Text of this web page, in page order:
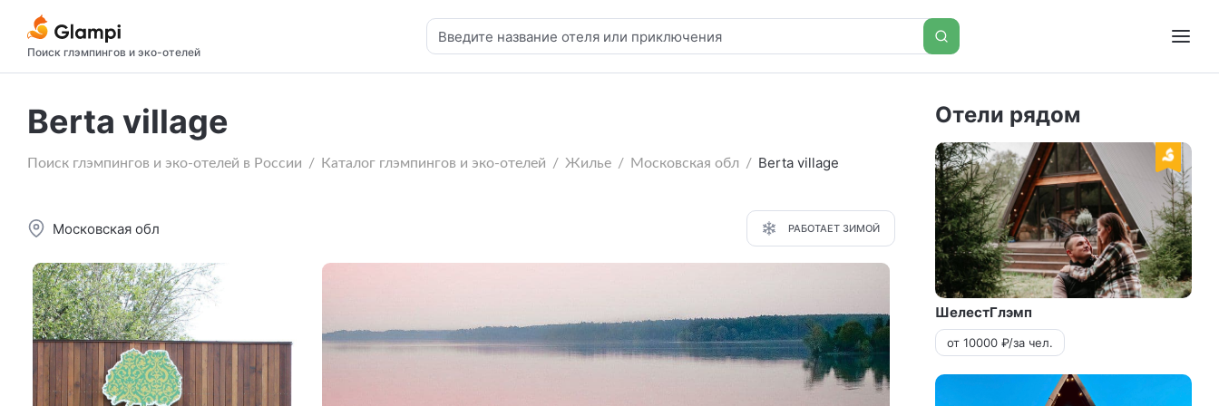
Поиск глэмпингов и эко-отелей
Berta village
Поиск глэмпингов и эко-отелей в России Каталог глэмпингов и эко-отелей Жилье Московская обл Berta village
Московская обл РАБОТАЕТ ЗИМОЙ
Отели рядом
ШелестГлэмп
от 10000 ₽/за чел.